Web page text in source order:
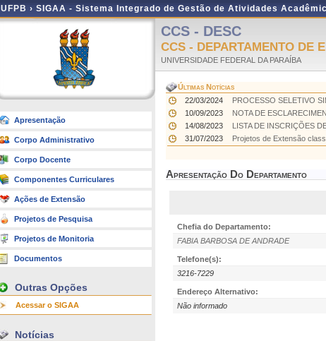
UFPB › SIGAA - Sistema Integrado de Gestão de Atividades
Apresentação
Corpo Administrativo
Corpo Docente
Componentes Curriculares
Ações de Extensão
Projetos de Pesquisa
Projetos de Monitoria
Documentos
Outras Opções
Acessar o SIGAA
Notícias
CCS - DESC
CCS - DEPARTAMENTO DE
UNIVERSIDADE FEDERAL DA PARAÍBA
Últimas Notícias
22/03/2024
PROCESSO SELETIVO
10/09/2023
NOTA DE
14/08/2023
LISTA DE INSCRIÇÕES
31/07/2023
Projetos de Extensão
Apresentação Do Departamento
Chefia do Departamento:
FABIA BARBOSA DE ANDRADE
Telefone(s):
3216-7229
Endereço Alternativo:
Não informado